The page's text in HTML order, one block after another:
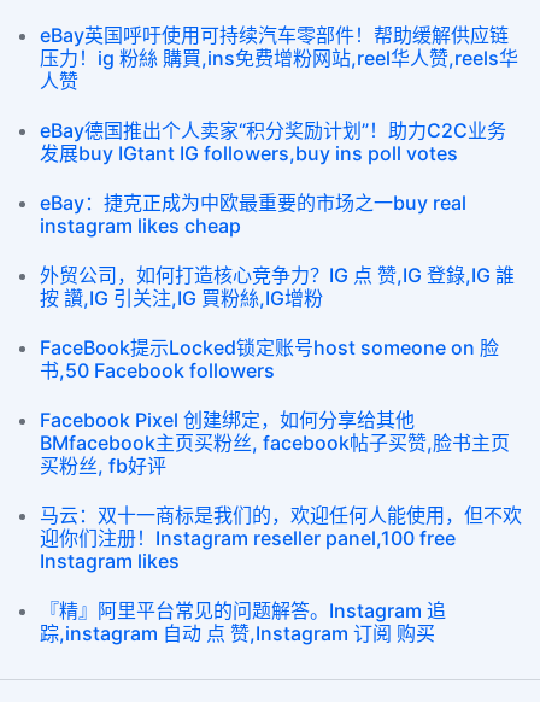
eBay英国呼吁使用可持续汽车零部件！帮助缓解供应链
压力！ig 粉絲 購買,ins免费增粉网站,reel华人赞,reels华
人赞
eBay德国推出个人卖家“积分奖励计划”！助力C2C业务
发展buy IGtant IG followers,buy ins poll votes
eBay：捷克正成为中欧最重要的市场之一buy real
instagram likes cheap
外贸公司，如何打造核心竞争力？IG 点 赞,IG 登錄,IG 誰
按 讚,IG 引关注,IG 買粉絲,IG增粉
FaceBook提示Locked锁定账号host someone on 脸
书,50 Facebook followers
Facebook Pixel 创建绑定，如何分享给其他
BMfacebook主页买粉丝, facebook帖子买赞,脸书主页
买粉丝, fb好评
马云：双十一商标是我们的，欢迎任何人能使用，但不欢
迎你们注册！Instagram reseller panel,100 free
Instagram likes
『精』阿里平台常见的问题解答。Instagram 追
踪,instagram 自动 点 赞,Instagram 订阅 购买